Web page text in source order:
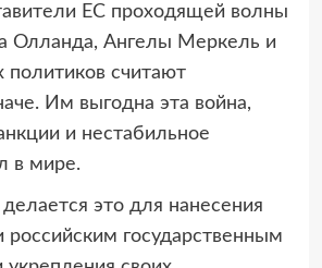
ЕС проходящей волны
Олланда, Ангелы Меркель и
политиков считают
Им выгодна эта война,
и нестабильное
в мире.
это для нанесения
российским государственным